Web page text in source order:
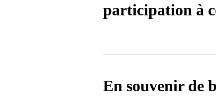
participation à
En souvenir de